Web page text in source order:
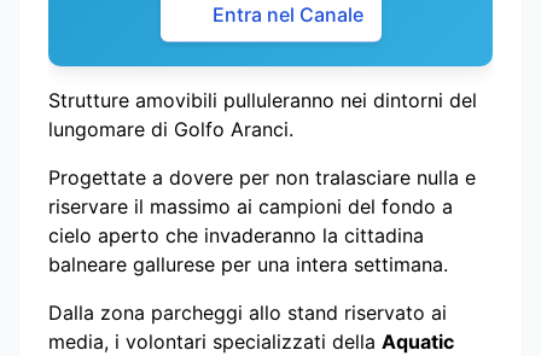
Entra nel Canale
Strutture amovibili pulluleranno nei dintorni del
lungomare di Golfo Aranci.
Progettate a dovere per non tralasciare nulla e
riservare il massimo ai campioni del fondo a
cielo aperto che invaderanno la cittadina
balneare gallurese per una intera settimana.
Dalla zona parcheggi allo stand riservato ai
media, i volontari specializzati della Aquatic